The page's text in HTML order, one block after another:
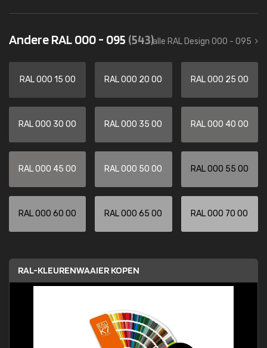
Andere RAL 000 - 095 (543)alle RAL Design 000 - 095
RAL 000 15 00 RAL 000 20 00 RAL 000 25 00
RAL 000 30 00 RAL 000 35 00 RAL 000 40 00
RAL 000 45 00 RAL 000 50 00 RAL 000 55 00
RAL 000 60 00 RAL 000 65 00 RAL 000 70 00
RAL-KLEURENWAAIER KOPEN